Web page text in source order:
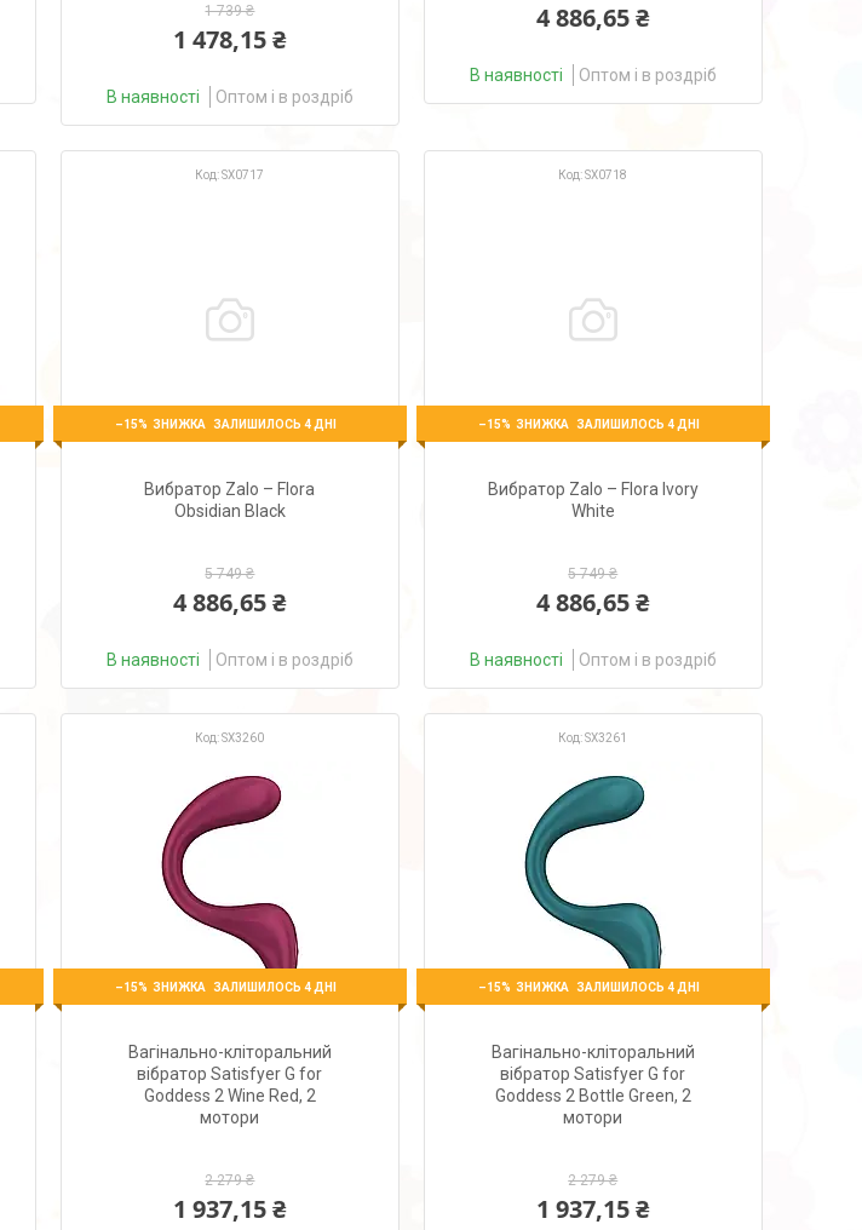
1 739 ₴
1 478,15 ₴
В наявності Оптом і в роздріб
4 886,65 ₴
В наявності Оптом і в роздріб
SX0717
–15% ЗАЛИШИЛОСЬ 4 ДНІ
Вибратор Zalo – Flora
Obsidian Black
5 749 ₴
4 886,65 ₴
В наявності Оптом і в роздріб
SX0718
–15% ЗАЛИШИЛОСЬ 4 ДНІ
Вибратор Zalo – Flora Ivory
White
5 749 ₴
4 886,65 ₴
В наявності Оптом і в роздріб
SX3260
–15% ЗАЛИШИЛОСЬ 4 ДНІ
Вагінально-кліторальний
вібратор Satisfyer G for
Goddess 2 Wine Red, 2
мотори
2 279 ₴
1 937,15 ₴
SX3261
–15% ЗАЛИШИЛОСЬ 4 ДНІ
Вагінально-кліторальний
вібратор Satisfyer G for
Goddess 2 Bottle Green, 2
мотори
2 279 ₴
1 937,15 ₴